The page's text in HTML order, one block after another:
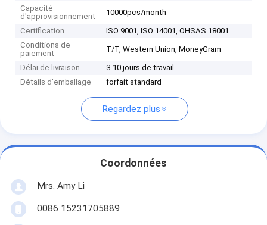
Capacité
d'approvisionnement
10000pcs/month
Certification
ISO 9001, ISO 14001, OHSAS 18001
Conditions de
paiement
T/T, Western Union, MoneyGram
Délai de livraison
3-10 jours de travail
Détails d'emballage
forfait standard
Regardez plus
Coordonnées
Mrs. Amy Li
0086 15231705889